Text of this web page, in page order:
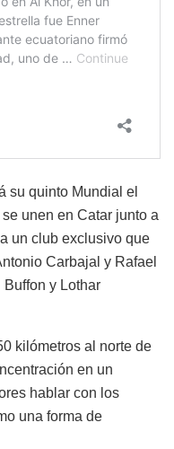
su quinto Mundial el
unen en Catar junto a
un club exclusivo que
Carbajal y Rafael
y Lothar
kilómetros al norte de
en un
hablar con los
una forma de